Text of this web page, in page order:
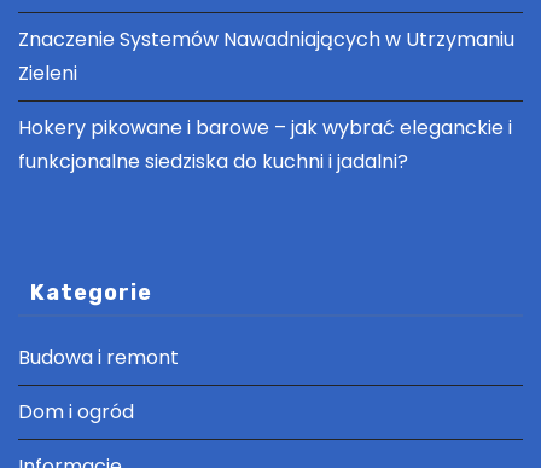
Znaczenie Systemów Nawadniających w Utrzymaniu
Zieleni
Hokery pikowane i barowe – jak wybrać eleganckie i
funkcjonalne siedziska do kuchni i jadalni?
Kategorie
Budowa i remont
Dom i ogród